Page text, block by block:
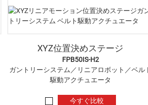
XYZ位置決めステージ
FPB50IS-H2
ガントリーシステム／リニアロボット／ベル
駆動アクチュエータ
今すぐ比較